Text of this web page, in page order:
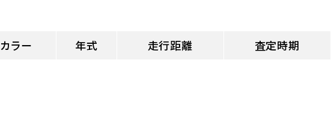
カラー 年式 走行距離 査定時期